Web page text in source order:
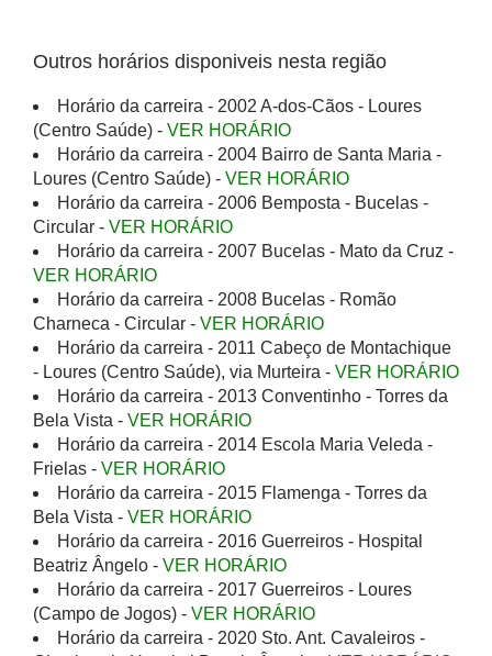
Outros horários disponiveis nesta região
Horário da carreira - 2002 A-dos-Cãos - Loures
(Centro Saúde) - VER HORÁRIO
Horário da carreira - 2004 Bairro de Santa Maria -
Loures (Centro Saúde) - VER HORÁRIO
Horário da carreira - 2006 Bemposta - Bucelas -
Circular - VER HORÁRIO
Horário da carreira - 2007 Bucelas - Mato da Cruz -
VER HORÁRIO
Horário da carreira - 2008 Bucelas - Romão
Charneca - Circular - VER HORÁRIO
Horário da carreira - 2011 Cabeço de Montachique
- Loures (Centro Saúde), via Murteira - VER HORÁRIO
Horário da carreira - 2013 Conventinho - Torres da
Bela Vista - VER HORÁRIO
Horário da carreira - 2014 Escola Maria Veleda -
Frielas - VER HORÁRIO
Horário da carreira - 2015 Flamenga - Torres da
Bela Vista - VER HORÁRIO
Horário da carreira - 2016 Guerreiros - Hospital
Beatriz Ângelo - VER HORÁRIO
Horário da carreira - 2017 Guerreiros - Loures
(Campo de Jogos) - VER HORÁRIO
Horário da carreira - 2020 Sto. Ant. Cavaleiros -